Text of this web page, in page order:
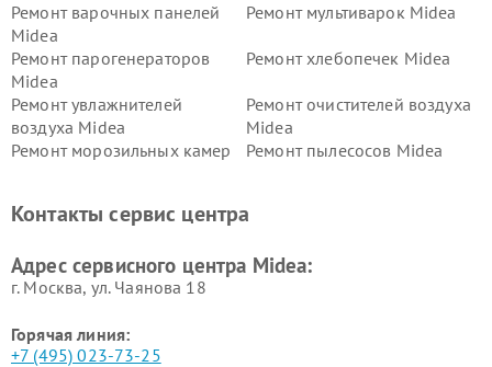
Ремонт варочных панелей
Midea
Ремонт мультиварок Midea
Ремонт парогенераторов
Midea
Ремонт хлебопечек Midea
Ремонт увлажнителей
воздуха Midea
Ремонт очистителей воздуха
Midea
Ремонт морозильных камер
Ремонт пылесосов Midea
пылесосов Midea
Midea
Контакты сервис центра
Адрес сервисного центра Midea:
г. Москва, ул. Чаянова 18
Горячая линия:
+7 (495) 023-73-25